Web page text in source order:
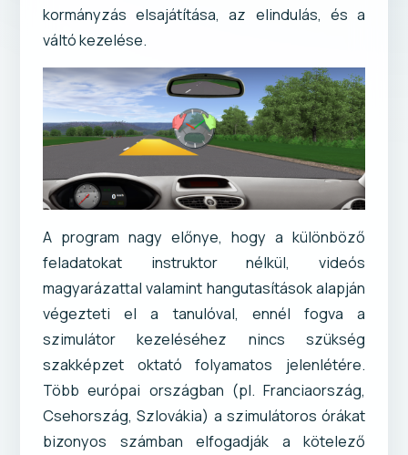
kormányzás elsajátítása, az elindulás, és a
váltó kezelése.
A program nagy előnye, hogy a különböző
feladatokat instruktor nélkül, videós
magyarázattal valamint hangutasítások alapján
végezteti el a tanulóval, ennél fogva a
szimulátor kezeléséhez nincs szükség
szakképzet oktató folyamatos jelenlétére.
Több európai országban (pl. Franciaország,
Csehország, Szlovákia) a szimulátoros órákat
bizonyos számban elfogadják a kötelező